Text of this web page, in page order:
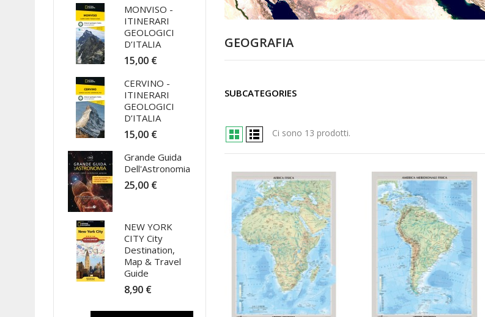
MONVISO -
ITINERARI
GEOLOGICI
D’ITALIA
15,00 €
CERVINO -
ITINERARI
GEOLOGICI
D’ITALIA
15,00 €
Grande Guida
Dell'Astronomia
25,00 €
NEW YORK
CITY City
Destination,
Map & Travel
Guide
8,90 €
GEOGRAFIA
SUBCATEGORIES
Ci sono 13 prodotti.